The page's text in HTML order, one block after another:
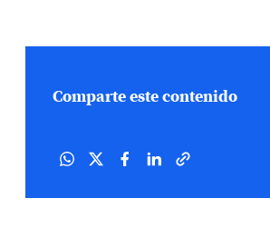
Comparte este contenido